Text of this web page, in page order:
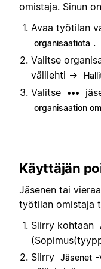
omistaja. Sinun
Avaa työtilan
organisaatiota .
Valitse
välilehti →
Valitse
•••
organisaation
Käyttäjän
Jäsenen tai
työtilan omistaja
Siirry kohtaan
Siirry Jäsenet -